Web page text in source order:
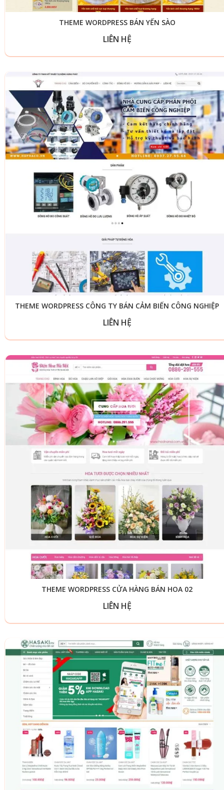
THEME WORDPRESS BÁN YẾN SÀO
LIÊN HỆ
THEME WORDPRESS CÔNG TY BÁN CẢM BIẾN CÔNG NGHIỆP
LIÊN HỆ
THEME WORDPRESS CỬA HÀNG BÁN HOA 02
LIÊN HỆ